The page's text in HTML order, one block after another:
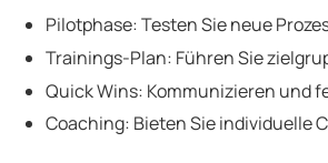
Pilotphase: Testen Sie neue
Trainings-Plan: Führen Sie
Quick Wins: Kommunizieren und
Coaching: Bieten Sie individuelle